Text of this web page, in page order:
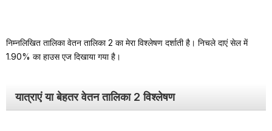
निम्नलिखित तालिका वेतन तालिका 2 का मेरा विश्लेषण दर्शाती है। निचले दाएं सेल में
1.90% का हाउस एज दिखाया गया है।
यात्राएं या बेहतर वेतन तालिका 2 विश्लेषण